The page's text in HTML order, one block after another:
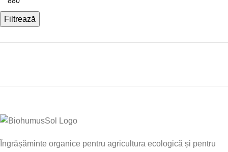
Filtrează
Îngrășăminte organice pentru agricultura ecologică și pentru